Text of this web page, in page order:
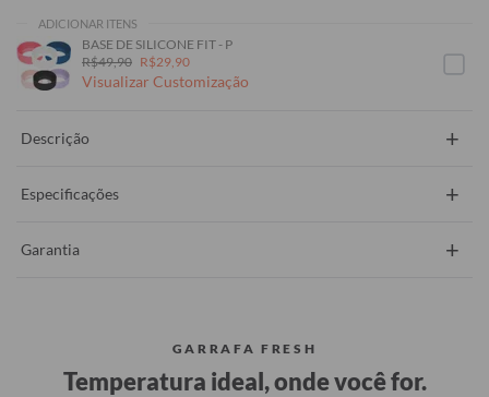
ADICIONAR ITENS
BASE DE SILICONE FIT - P
R$49,90 R$29,90
Visualizar Customização
Descrição +
Especificações +
Garantia +
GARRAFA FRESH
Temperatura ideal, onde você for.